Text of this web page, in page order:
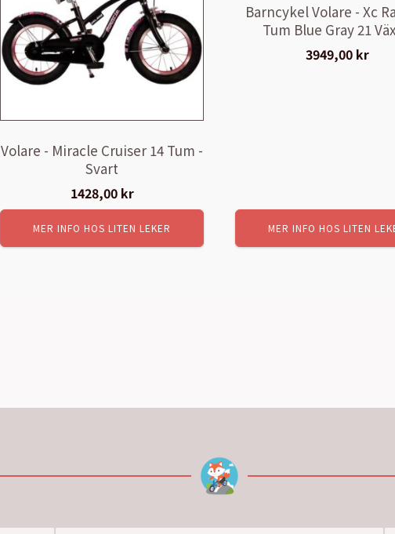
Volare - Miracle Cruiser 14 Tum -
Svart
1428,00 kr
MER INFO HOS LITEN LEKER
Barncykel Volare - Xc
Tum Blue Gray 21
3949,00 kr
MER INFO HOS LITEN